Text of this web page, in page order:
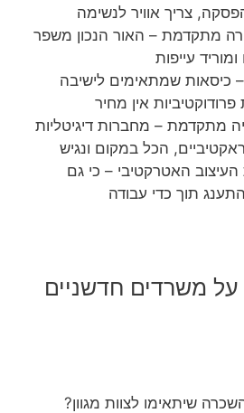
צריך אוויר לנשימה
מתקדמת – האור הנכון משפר
עייפות
כיסאות שמתאימים לישיבה
פרודוקטיביות אין מחיר
מתקדמת – מחברות דיגיטליות
הכל במקום ונגיש
האטרקטיבי – כי גם
תוך כדי עבודה
על משרדים חדשניים
שיתאימו לצוות מגוון?